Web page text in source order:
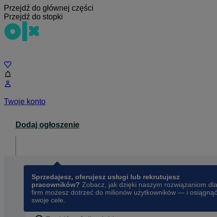
Przejdź do głównej części
Przejdź do stopki
Twoje konto
Dodaj ogłoszenie
Sprzedajesz, oferujesz usługi lub rekrutujesz
pracowników? Zobacz, jak dzięki naszym rozwiązaniom dla
firm możesz dotrzeć do milionów użytkowników — i osiągnąć
swoje cele.